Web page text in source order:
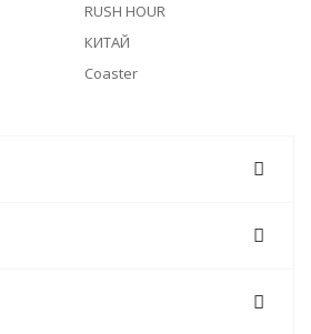
RUSH HOUR
КИТАЙ
Coaster